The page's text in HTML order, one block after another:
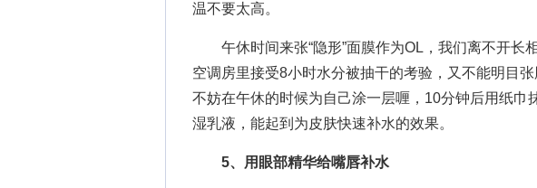
温不要太高。
午休时间来张“隐形”面膜作为OL，我们离不开长
空调房里接受8小时水分被抽干的考验，又不能明目张
不妨在午休的时候为自己涂一层喱，10分钟后用纸巾
湿乳液，能起到为皮肤快速补水的效果。
5、用眼部精华给嘴唇补水